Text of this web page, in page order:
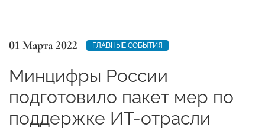
01 Марта 2022 ГЛАВНЫЕ СОБЫТИЯ
Минцифры России
подготовило пакет мер по
поддержке ИТ-отрасли